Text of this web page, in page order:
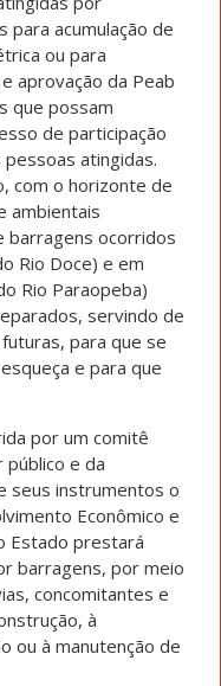
para acumulação de
ou para
aprovação da Peab
que possam
de participação
atingidas.
com o horizonte de
ambientais
ocorridos
Rio Doce) e em
Rio Paraopeba)
servindo de
para que se
e para que
por um comitê
e da
seus instrumentos o
Econômico e
Estado prestará
barragens, por meio
concomitantes e
à
ou à manutenção de